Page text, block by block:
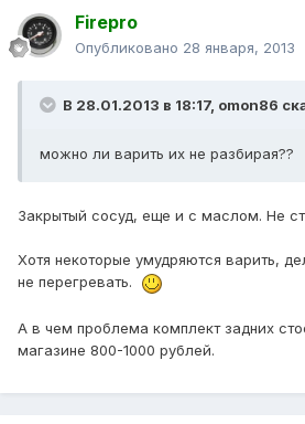
Firepro
Опубликовано 28 января, 2013
В 28.01.2013 в 18:17, omon86
можно ли варить их не разбирая??
Закрытый сосуд, еще и с маслом. Не
Хотя некоторые умудряются варить,
не перегревать.
А в чем проблема комплект задних
магазине 800-1000 рублей.